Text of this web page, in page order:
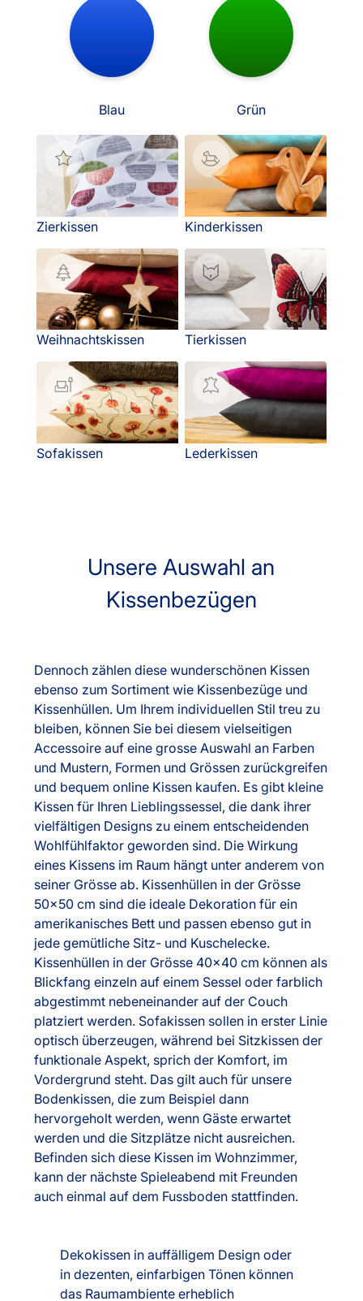
Blau Grün
Zierkissen Kinderkissen
Weihnachtskissen Tierkissen
Sofakissen Lederkissen
Unsere Auswahl an
Kissenbezügen
Dennoch zählen diese wunderschönen Kissen
ebenso zum Sortiment wie Kissenbezüge und
Kissenhüllen. Um Ihrem individuellen Stil treu zu
bleiben, können Sie bei diesem vielseitigen
Accessoire auf eine grosse Auswahl an Farben
und Mustern, Formen und Grössen zurückgreifen
und bequem online Kissen kaufen. Es gibt kleine
Kissen für Ihren Lieblingssessel, die dank ihrer
vielfältigen Designs zu einem entscheidenden
Wohlfühlfaktor geworden sind. Die Wirkung
eines Kissens im Raum hängt unter anderem von
seiner Grösse ab. Kissenhüllen in der Grösse
50x50 cm sind die ideale Dekoration für ein
amerikanisches Bett und passen ebenso gut in
jede gemütliche Sitz- und Kuschelecke.
Kissenhüllen in der Grösse 40x40 cm können als
Blickfang einzeln auf einem Sessel oder farblich
abgestimmt nebeneinander auf der Couch
platziert werden. Sofakissen sollen in erster Linie
optisch überzeugen, während bei Sitzkissen der
funktionale Aspekt, sprich der Komfort, im
Vordergrund steht. Das gilt auch für unsere
Bodenkissen, die zum Beispiel dann
hervorgeholt werden, wenn Gäste erwartet
werden und die Sitzplätze nicht ausreichen.
Befinden sich diese Kissen im Wohnzimmer,
kann der nächste Spieleabend mit Freunden
auch einmal auf dem Fussboden stattfinden.
Dekokissen in auffälligem Design oder
in dezenten, einfarbigen Tönen können
das Raumambiente erheblich